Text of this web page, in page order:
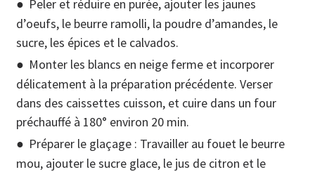
Peler et réduire en purée, ajouter les jaunes
d’oeufs, le beurre ramolli, la poudre d’amandes, le
sucre, les épices et le calvados.
Monter les blancs en neige ferme et incorporer
délicatement à la préparation précédente. Verser
dans des caissettes cuisson, et cuire dans un four
préchauffé à 180° environ 20 min.
Préparer le glaçage : Travailler au fouet le beurre
mou, ajouter le sucre glace, le jus de citron et le